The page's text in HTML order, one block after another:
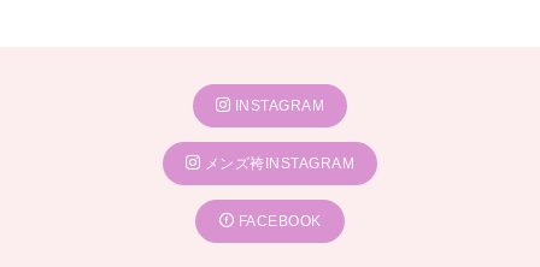
INSTAGRAM
メンズ袴INSTAGRAM
FACEBOOK